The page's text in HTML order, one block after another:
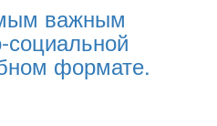
важным
формате.